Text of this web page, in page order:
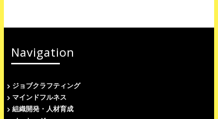
Navigation
ジョブクラフティング
マインドフルネス
組織開発・人材育成